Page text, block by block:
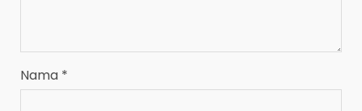
Nama *